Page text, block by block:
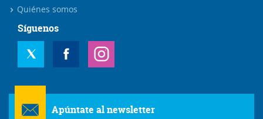
Quiénes somos
Síguenos
Apúntate al newsletter